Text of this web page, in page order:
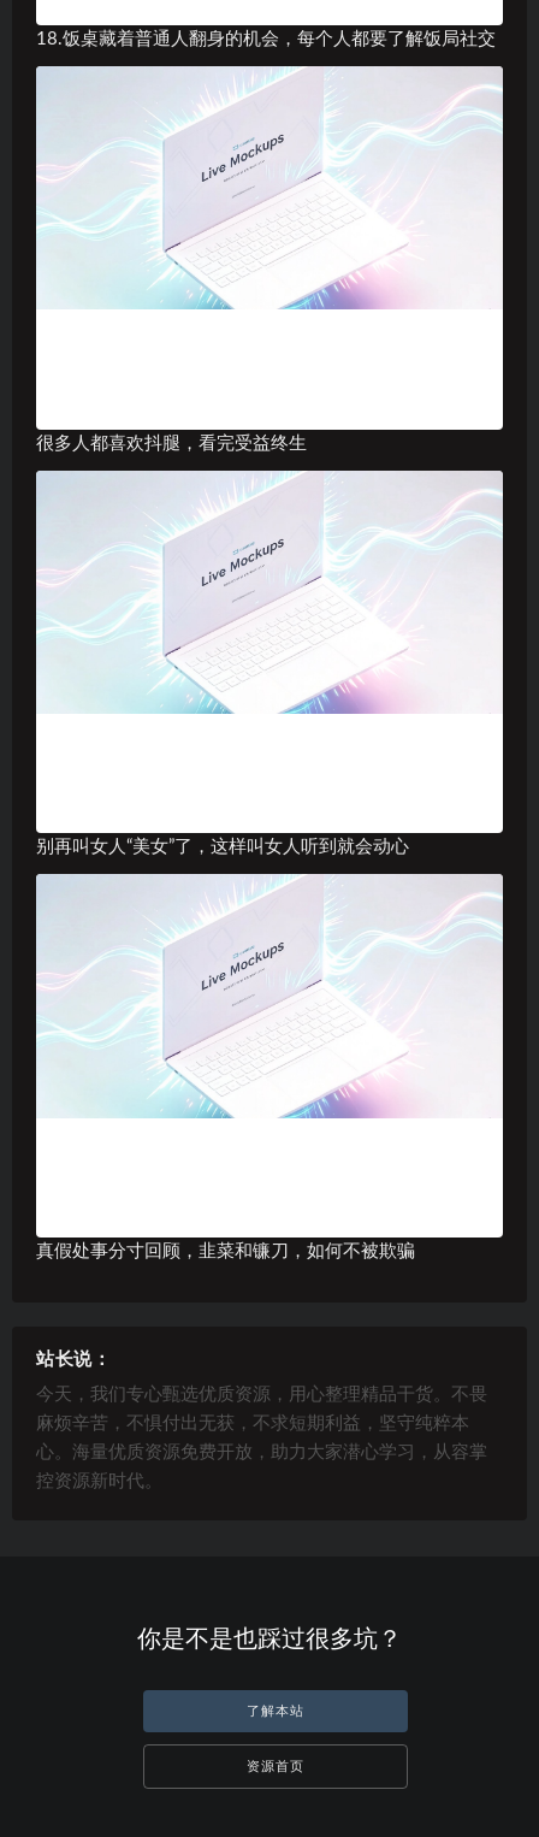
18.饭桌藏着普通人翻身的机会，每个人都要了解饭局社交
很多人都喜欢抖腿，看完受益终生
别再叫女人“美女”了，这样叫女人听到就会动心
真假处事分寸回顾，韭菜和镰刀，如何不被欺骗
站长说：
今天，我们专心甄选优质资源，用心整理精品干货。不畏
麻烦辛苦，不惧付出无获，不求短期利益，坚守纯粹本
心。海量优质资源免费开放，助力大家潜心学习，从容掌
控资源新时代。
你是不是也踩过很多坑？
了解本站
资源首页